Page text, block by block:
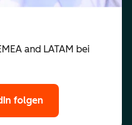
and LATAM bei
folgen